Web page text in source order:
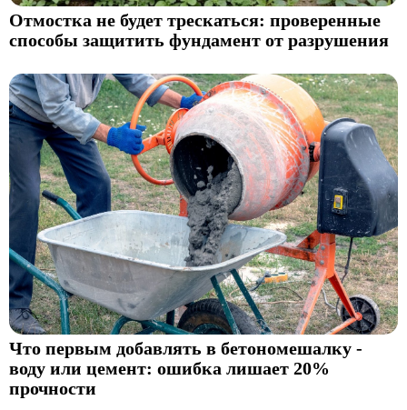
Отмостка не будет трескаться: проверенные
способы защитить фундамент от разрушения
Что первым добавлять в бетономешалку -
воду или цемент: ошибка лишает 20%
прочности